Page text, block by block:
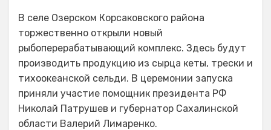
В селе Озерском Корсаковского района
торжественно открыли новый
рыбоперерабатывающий комплекс. Здесь будут
производить продукцию из сырца кеты, трески и
тихоокеанской сельди. В церемонии запуска
приняли участие помощник президента РФ
Николай Патрушев и губернатор Сахалинской
области Валерий Лимаренко.